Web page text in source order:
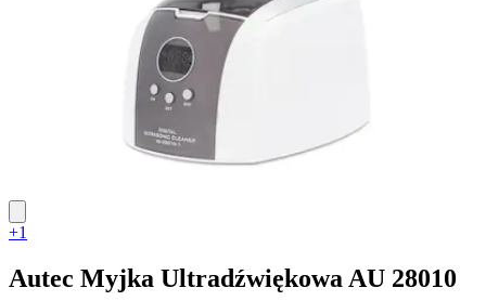
+1
Autec Myjka Ultradźwiękowa AU 28010